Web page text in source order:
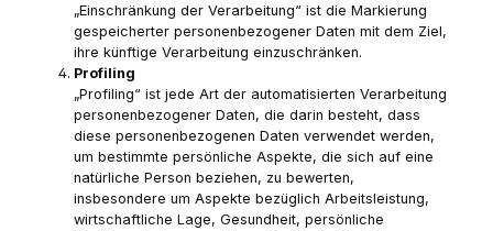
„Einschränkung der Verarbeitung“ ist die Markierung
gespeicherter personenbezogener Daten mit dem Ziel,
ihre künftige Verarbeitung einzuschränken.
Profiling
„Profiling“ ist jede Art der automatisierten Verarbeitung
personenbezogener Daten, die darin besteht, dass
diese personenbezogenen Daten verwendet werden,
um bestimmte persönliche Aspekte, die sich auf eine
natürliche Person beziehen, zu bewerten,
insbesondere um Aspekte bezüglich Arbeitsleistung,
wirtschaftliche Lage, Gesundheit, persönliche